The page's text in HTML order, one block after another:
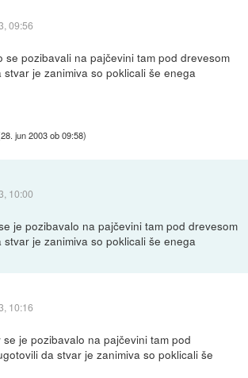
09:56
se pozibavali na pajčevini tam pod drevesom
je zanimiva so poklicali še enega
28. jun 2003 ob 09:58)
10:00
je pozibavalo na pajčevini tam pod drevesom
je zanimiva so poklicali še enega
10:16
je pozibavalo na pajčevini tam pod
da stvar je zanimiva so poklicali še